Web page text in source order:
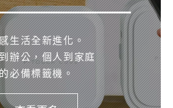
生活全新進化。
辦公，個人到家庭
必備標籤機。